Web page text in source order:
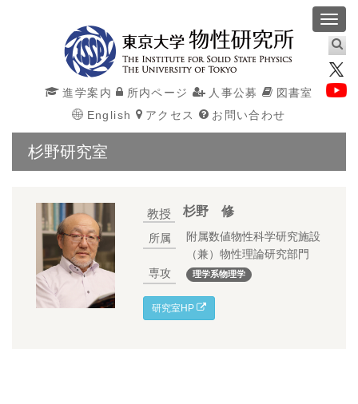
進学案内 所内ページ 人事公募
図書室
English
アクセス お問い合わせ
杉野研究室
教授 杉野 修
所属
附属数値物性科学研究施設
（兼）物性理論研究部門
専攻
理学系物理学
研究室HP